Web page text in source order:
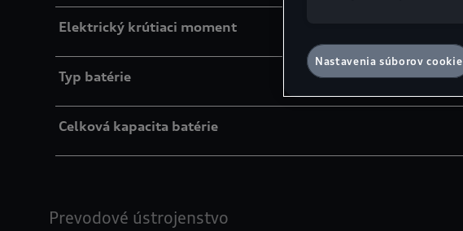
Elektrický krútiaci moment
Typ batérie
Celková kapacita batérie
Prevodové ústrojenstvo
Nastavenia súborov cookie